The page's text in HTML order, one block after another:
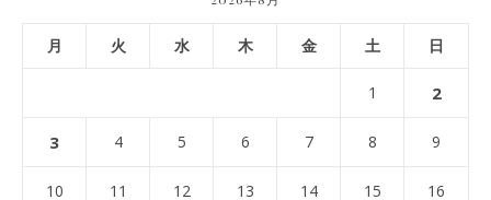
月 火 水 木 金 土 日
1 2
3 4 5 6 7 8 9
10 11 12 13 14 15 16